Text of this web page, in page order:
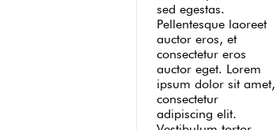
sed egestas.
Pellentesque laoreet
auctor eros, et
consectetur eros
auctor eget. Lorem
ipsum dolor sit amet,
consectetur
adipiscing elit.